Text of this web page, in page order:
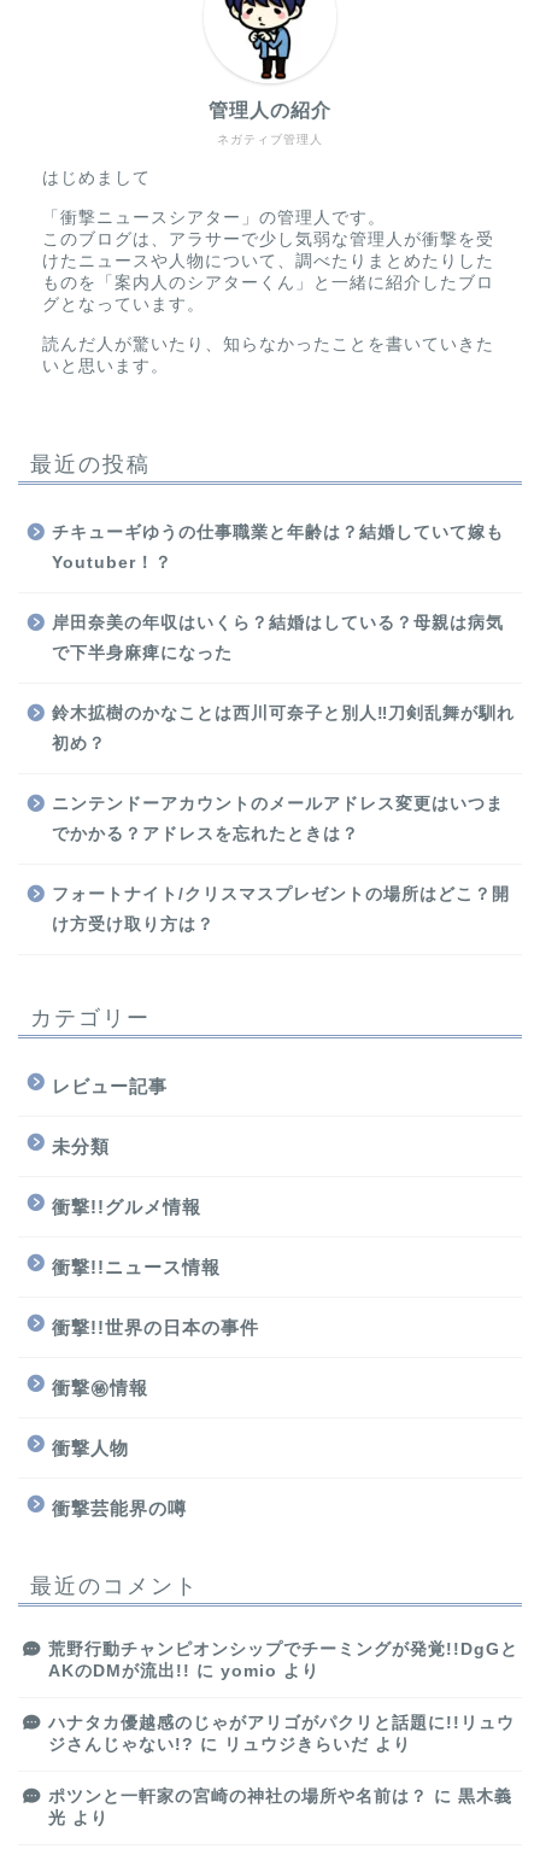
ネガティブ管理人
管理人の紹介
はじめまして
「衝撃ニュースシアター」の管理人です。
このブログは、アラサーで少し気弱な管理人が衝撃を受
けたニュースや人物について、調べたりまとめたりした
ものを「案内人のシアターくん」と一緒に紹介したブロ
グとなっています。
読んだ人が驚いたり、知らなかったことを書いていきた
いと思います。
最近の投稿
チキューギゆうの仕事職業と年齢は？結婚していて嫁も
Youtuber！？
岸田奈美の年収はいくら？結婚はしている？母親は病気
で下半身麻痺になった
鈴木拡樹のかなことは西川可奈子と別人‼刀剣乱舞が馴れ
初め？
ニンテンドーアカウントのメールアドレス変更はいつま
でかかる？アドレスを忘れたときは？
フォートナイト/クリスマスプレゼントの場所はどこ？開
け方受け取り方は？
カテゴリー
レビュー記事
未分類
衝撃!!グルメ情報
衝撃!!ニュース情報
衝撃!!世界の日本の事件
衝撃㊙情報
衝撃人物
衝撃芸能界の噂
最近のコメント
荒野行動チャンピオンシップでチーミングが発覚!!DgGと
AKのDMが流出!! に yomio より
ハナタカ優越感のじゃがアリゴがパクリと話題に!!リュウ
ジさんじゃない!? に リュウジきらいだ より
ポツンと一軒家の宮崎の神社の場所や名前は？ に 黒木義
光 より